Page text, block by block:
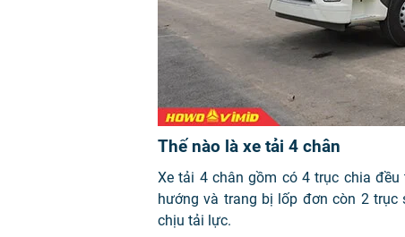
Thế nào là xe tải 4 chân
Xe tải 4 chân gồm có 4 trục chia
hướng và trang bị lốp đơn còn 2
chịu tải lực.